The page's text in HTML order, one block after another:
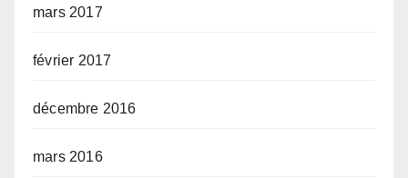
mars 2017
février 2017
décembre 2016
mars 2016